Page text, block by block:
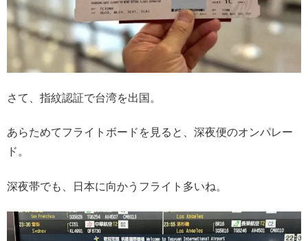
さて、指紋認証で台湾を出国。
あらためてフライトボードを見ると、深夜便のオンパレー
ド。
深夜帯でも、日本に向かうフライト多いね。